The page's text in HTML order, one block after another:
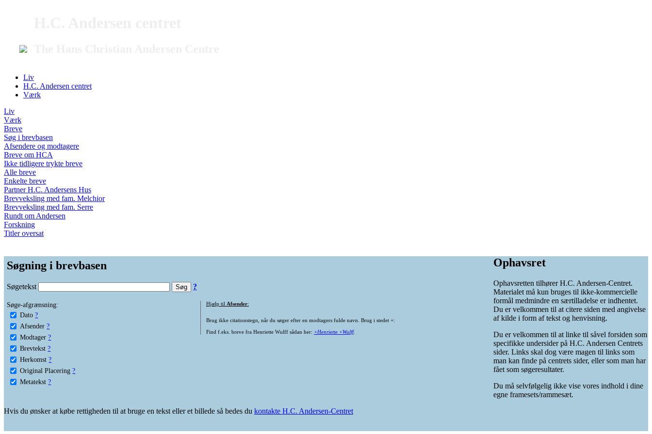
Liv
H.C. Andersen centret
Værk
Liv
Værk
Breve
Søg i brevbasen
Afsendere og modtagere
Breve om HCA
Ikke tidligere trykte breve
Alle breve
Enkelte breve
Partner H.C. Andersens Hus
Brevveksling med fam. Melchior
Brevveksling med fam. Serre
Rundt om Andersen
Forskning
Titler oversat
Søgning i brevbasen
Søgetekst ?
Søge-afgrænsning:
Dato ?
Afsender ?
Modtager ?
Brevtekst ?
Herkomst ?
Original Placering ?
Metatekst ?
Hjælp til Afsender:
Brug ikke citationstegn, når du søger efter en modtagers fulde navn. Brug i stedet +:
Find f.eks. breve fra Henriette Wulff sådan her: +Henriette +Wulff.
Ophavsret
Ophavsretten tilhører H.C. Andersen-Centret.
Materialet må kun bruges til ikke-kommercielle
formål medmindre en særtilladelse er indhentet.
Du er velkommen til at citere siden med angivelse
af kilde i form af tekst og henvisning.
Du er velkommen til at linke til såvel forsiden som
specifikke undersider på H.C. Andersen Centrets
sider. Links skal dog være magen til links som
man kan finde på centrets sider, eller som man har
fået som søgeresultater.
Du må selvfølgelig ikke vise vores indhold i dine
egne framesets/rammesæt.
Hvis du ønsker at købe rettigheden til at bruge en tekst eller et billede så bedes du kontakte H.C. Andersen-Centret